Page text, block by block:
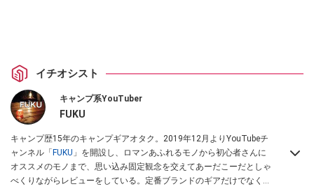
イチオシスト
キャンプ系YouTuber
FUKU
キャンプ歴15年のキャンプギアオタク。2019年12月よりYouTubeチ
ャンネル「 FUKU 」を開設し、ロマンあふれるモノから初心者さんに
オススメのモノまで、思い込み固定観念を交えてあーだこーだとしゃ
べくりながらレビューをしている。定番ブランドのギアだけでなく